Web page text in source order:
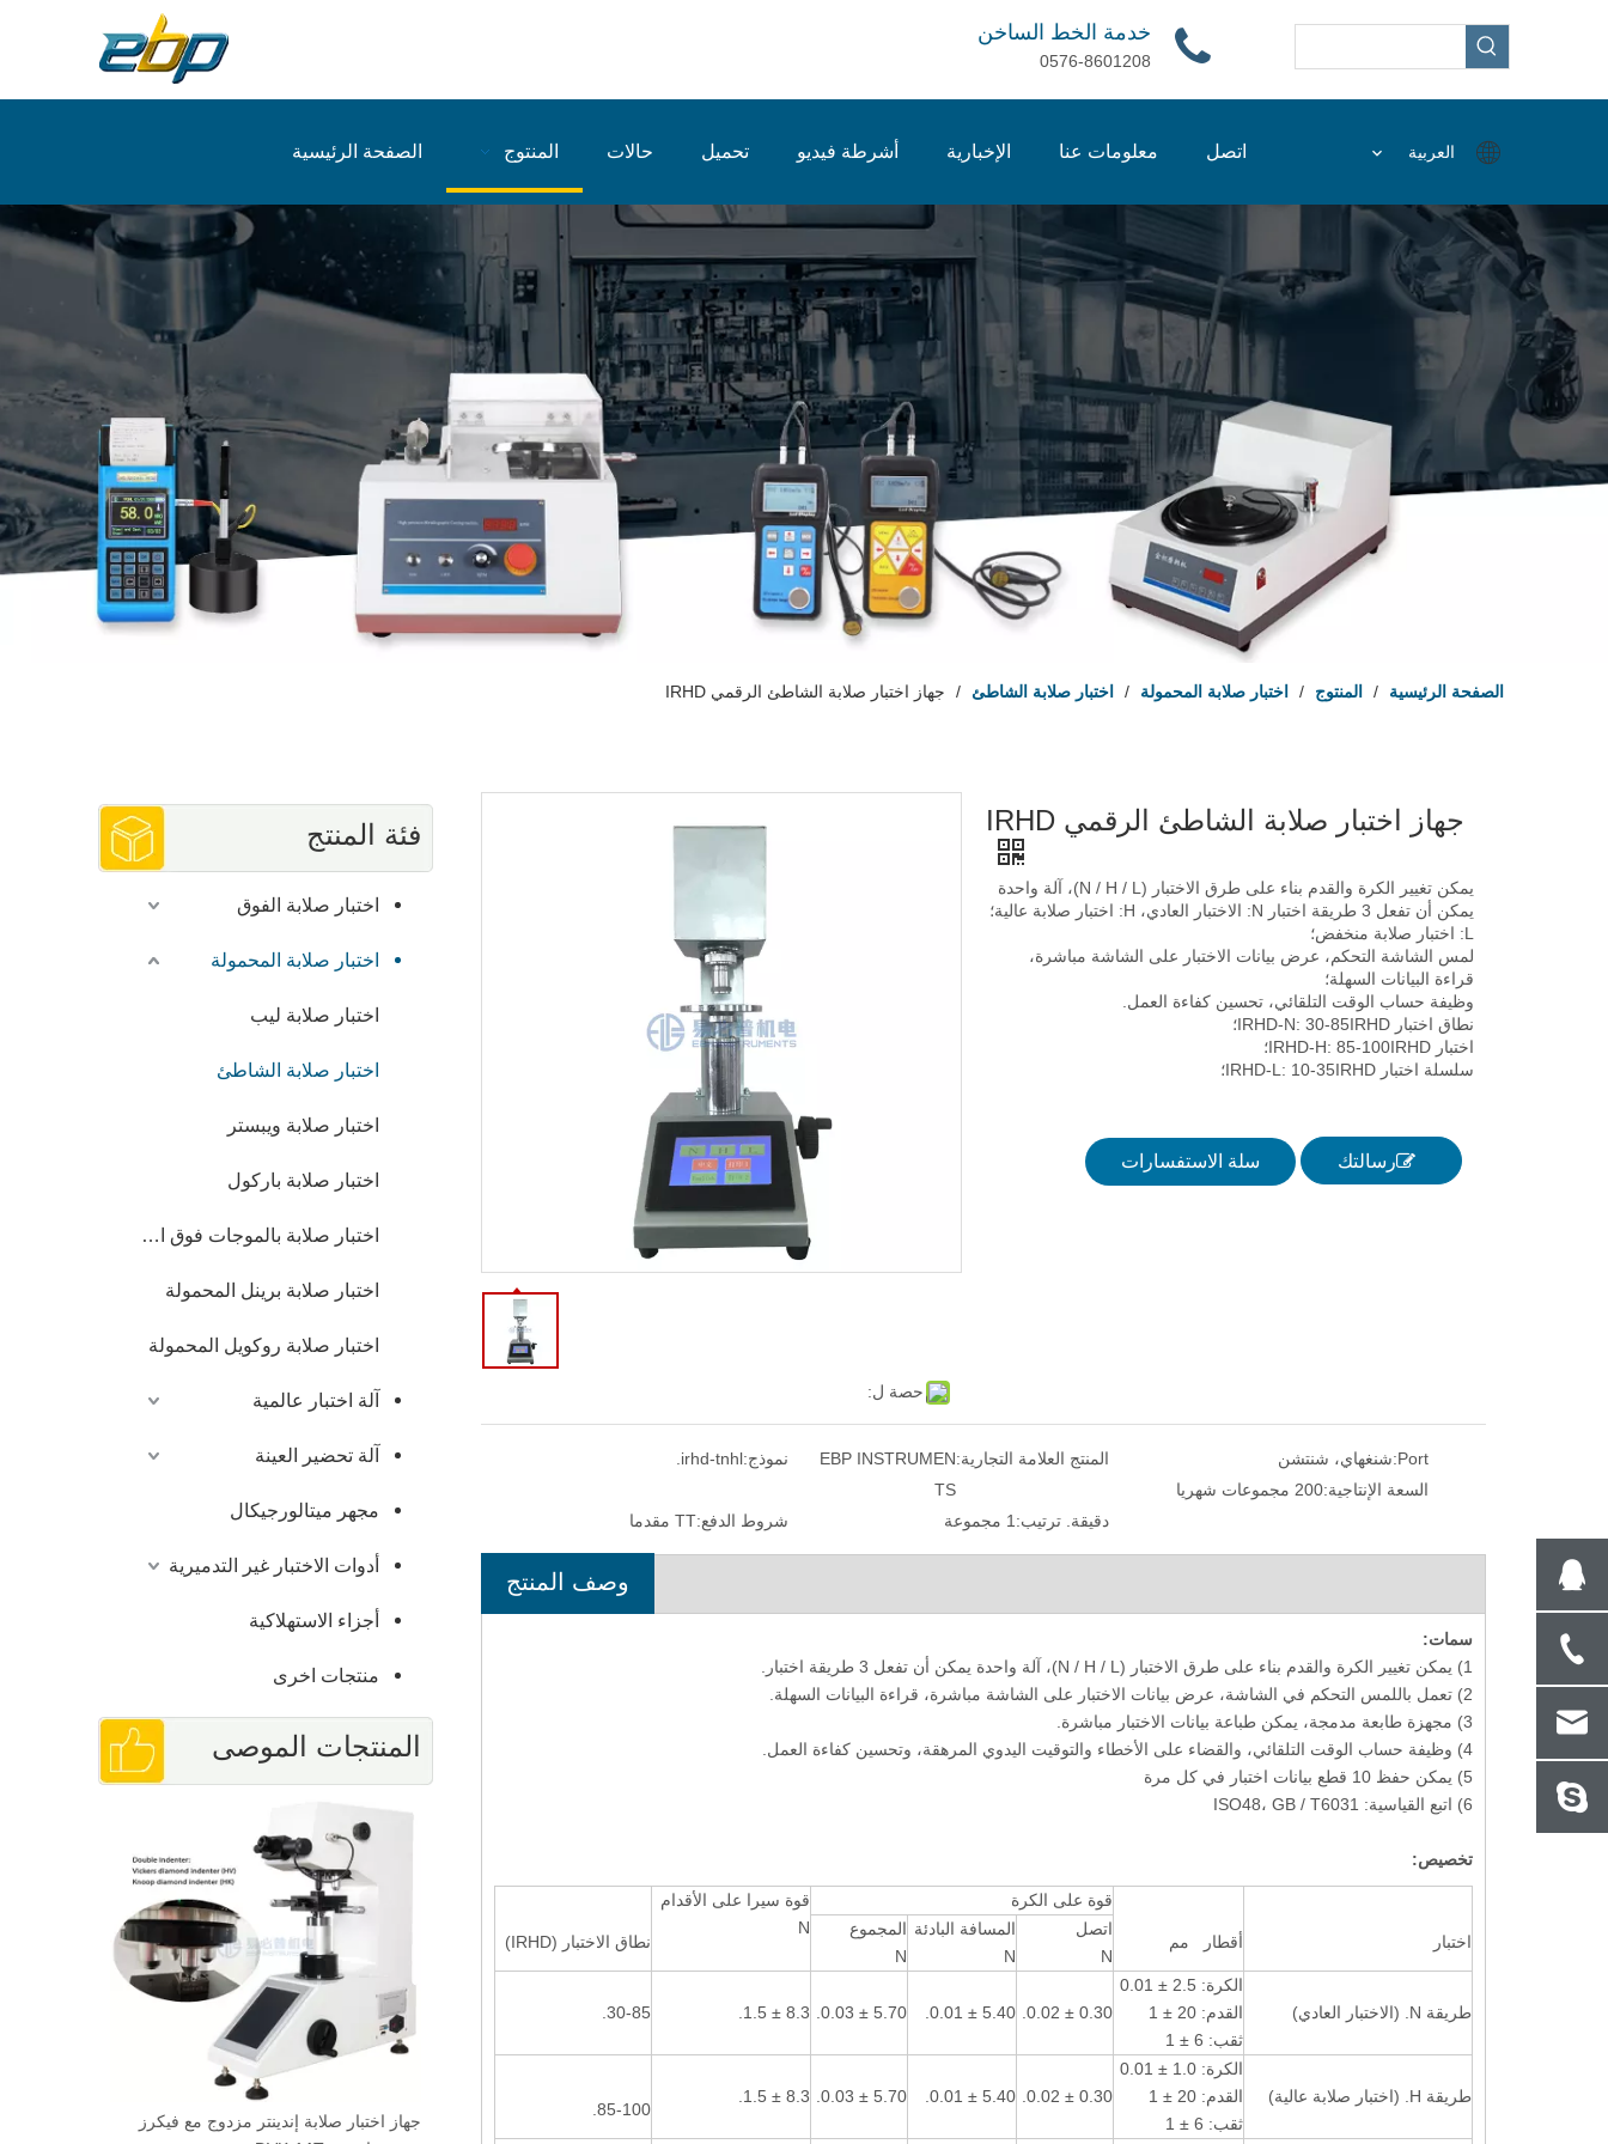
خدمة الخط الساخن
0576-8601208
اتصل معلومات عنا الإخبارية أشرطة فيديو تحميل حالات المنتوج الصفحة الرئيسية العربية
الصفحة الرئيسية / المنتوج / اختبار صلابة المحمولة / اختبار صلابة الشاطئ / جهاز اختبار صلابة الشاطئ الرقمي IRHD
فئة المنتج
اختبار صلابة الفوق
اختبار صلابة المحمولة
اختبار صلابة ليب
اختبار صلابة الشاطئ
اختبار صلابة ويبستر
اختبار صلابة باركول
اختبار صلابة بالموجات فوق الصوتية
اختبار صلابة برينل المحمولة
اختبار صلابة روكويل المحمولة
آلة اختبار عالمية
آلة تحضير العينة
مجهر ميتالورجيكال
أدوات الاختبار غير التدميرية
أجزاء الاستهلاكية
منتجات اخرى
المنتجات الموصى
جهاز اختبار صلابة إندينتر مزدوج مع فيكرز
الرقمية فيكرز
حصة ل:
جهاز اختبار صلابة الشاطئ الرقمي IRHD
يمكن تغيير الكرة والقدم بناء على طرق الاختبار (N / H / L)، آلة واحدة
يمكن أن تفعل 3 طريقة اختبار N: الاختبار العادي، H: اختبار صلابة عالية؛
L: اختبار صلابة منخفض؛
لمس الشاشة التحكم، عرض بيانات الاختبار على الشاشة مباشرة،
قراءة البيانات السهلة؛
وظيفة حساب الوقت التلقائي، تحسين كفاءة العمل.
نطاق اختبار IRHD-N: 30-85IRHD؛
اختبار IRHD-H: 85-100IRHD؛
سلسلة اختبار IRHD-L: 10-35IRHD؛
رسالتك سلة الاستفسارات
نموذج:irhd-tnhl. المنتج العلامة التجارية:EBP INSTRUMEN
TS
Port: شنغهاي، شنتشن
السعة الإنتاجية:200 مجموعات شهريا
شروط الدفع:TT مقدما دقيقة. ترتيب: 1 مجموعة
وصف المنتج
سمات:
1) يمكن تغيير الكرة والقدم بناء على طرق الاختبار (N / H / L)، آلة واحدة يمكن أن تفعل 3 طريقة اختبار.
2) تعمل باللمس التحكم في الشاشة، عرض بيانات الاختبار على الشاشة مباشرة، قراءة البيانات السهلة.
3) مجهزة طابعة مدمجة، يمكن طباعة بيانات الاختبار مباشرة.
4) وظيفة حساب الوقت التلقائي، والقضاء على الأخطاء والتوقيت اليدوي المرهقة، وتحسين كفاءة العمل.
5) يمكن حفظ 10 قطع بيانات اختبار في كل مرة
6) اتبع القياسية: ISO48، GB / T6031
تخصيص:
اختبار أقطار مم
قوة على الكرة
قوة سيرا على الأقدام
N
نطاق الاختبار (IRHD)
اتصل
N
المسافة البادئة
N
المجموع
N
طريقة N. (الاختبار العادي)
الكرة: 2.5 ± 0.01
القدم: 20 ± 1
ثقب: 6 ± 1
0.30 ± 0.02.
5.40 ± 0.01.
5.70 ± 0.03.
8.3 ± 1.5.
30-85.
طريقة H. (اختبار صلابة عالية)
الكرة: 1.0 ± 0.01
القدم: 20 ± 1
ثقب: 6 ± 1
0.30 ± 0.02.
5.40 ± 0.01.
5.70 ± 0.03.
8.3 ± 1.5.
85-100.